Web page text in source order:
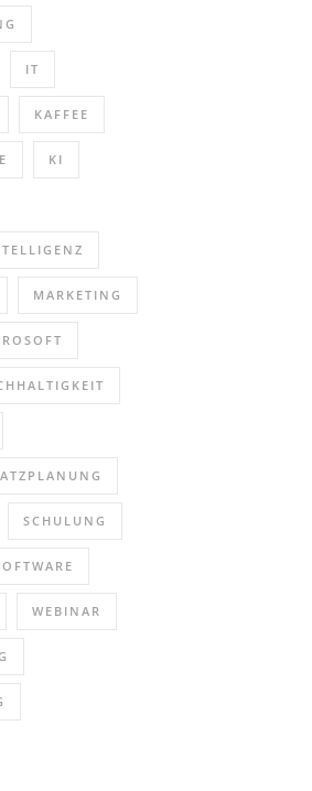
IT
KAFFEE
KI
MARKETING
SCHULUNG
WEBINAR